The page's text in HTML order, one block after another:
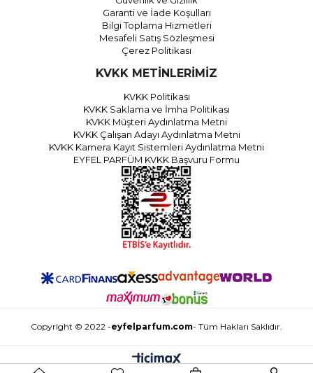
Garanti ve İade Koşulları
Bilgi Toplama Hizmetleri
Mesafeli Satış Sözleşmesi
Çerez Politikası
KVKK METİNLERİMİZ
KVKK Politikası
KVKK Saklama ve İmha Politikası
KVKK Müşteri Aydınlatma Metni
KVKK Çalışan Adayı Aydınlatma Metni
KVKK Kamera Kayıt Sistemleri Aydınlatma Metni
EYFEL PARFÜM KVKK Başvuru Formu
Copyright © 2022 -eyfelparfum.com- Tüm Hakları Saklıdır.